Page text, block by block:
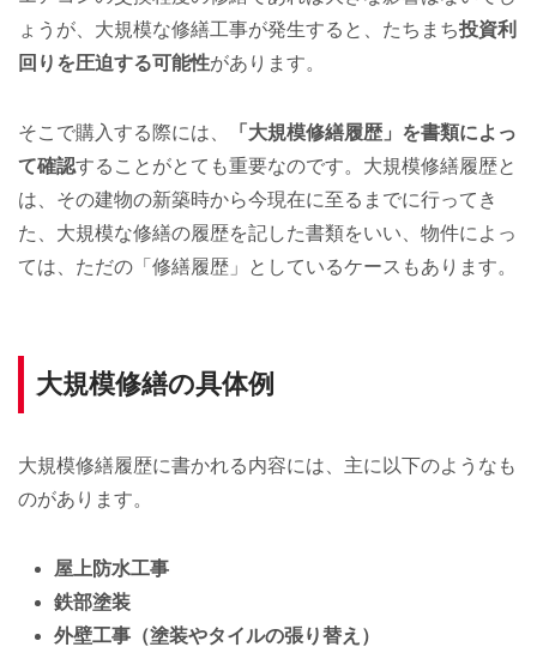
ょうが、大規模な修繕工事が発生すると、たちまち投資利
回りを圧迫する可能性があります。
そこで購入する際には、
「大規模修繕履歴」を書類によっ
て確認することがとても重要なのです。大規模修繕履歴と
は、その建物の新築時から今現在に至るまでに行ってき
た、大規模な修繕の履歴を記した書類をいい、物件によっ
ては、ただの「修繕履歴」としているケースもあります。
大規模修繕の具体例
大規模修繕履歴に書かれる内容には、主に以下のようなも
のがあります。
屋上防水工事
鉄部塗装
外壁工事（塗装やタイルの張り替え）